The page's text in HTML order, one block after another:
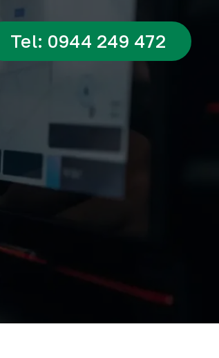
Tel: 0944 249 472